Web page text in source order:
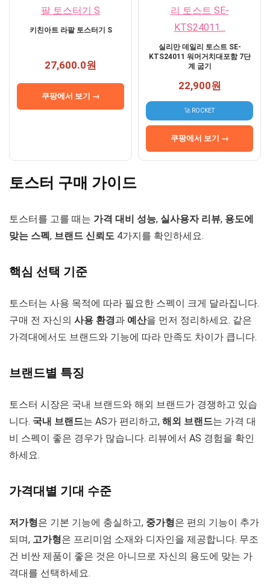
키친아트 라팔 토스터기 S
27,600.0원
쿠팡에서 보기 →
실리만 데일리 토스트 SE-
KTS24011 워머거치대포함 7단
계 굽기
22,900원
🚀 ROCKET
쿠팡에서 보기 →
토스터 구매 가이드
토스터를 고를 때는 가격 대비 성능, 실사용자 리뷰, 용도에
맞는 스펙, 브랜드 신뢰도 4가지를 확인하세요.
핵심 선택 기준
토스터는 사용 목적에 따라 필요한 스펙이 크게 달라집니다.
구매 전 자신의 사용 환경과 예산을 먼저 정리하세요. 같은
가격대에서도 브랜드와 기능에 따라 만족도 차이가 큽니다.
브랜드별 특징
토스터 시장은 국내 브랜드와 해외 브랜드가 경쟁하고 있습
니다. 국내 브랜드는 AS가 편리하고, 해외 브랜드는 가격 대
비 스펙이 좋은 경우가 많습니다. 리뷰에서 AS 경험을 확인
하세요.
가격대별 기대 수준
저가형은 기본 기능에 충실하고, 중가형은 편의 기능이 추가
되며, 고가형은 프리미엄 소재와 디자인을 제공합니다. 무조
건 비싼 제품이 좋은 것은 아니므로 자신의 용도에 맞는 가
격대를 선택하세요.